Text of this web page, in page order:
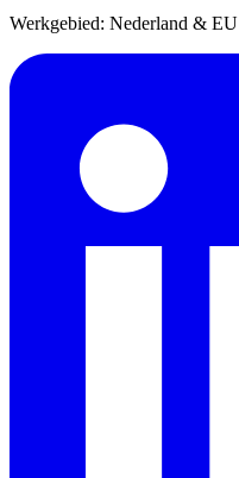
Werkgebied: Nederland & EU